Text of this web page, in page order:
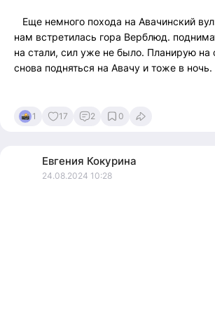
Еще немного похода на Авачинский
нам встретилась гора Верблюд.
на стали, сил уже не было. Планирую на
снова подняться на Авачу и тоже в ночь.
1 17 2 0
Евгения Кокурина
24.08.2024 10:28